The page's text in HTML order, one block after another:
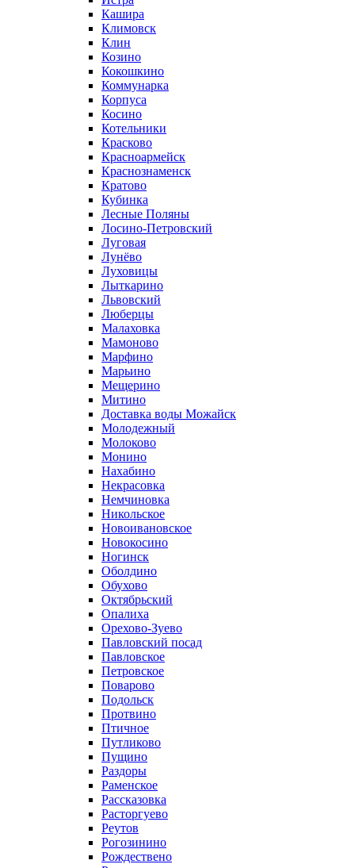
Кашира
Климовск
Клин
Козино
Кокошкино
Коммунарка
Корпуса
Косино
Котельники
Красково
Красноармейск
Краснознаменск
Кратово
Кубинка
Лесные Поляны
Лосино-Петровский
Луговая
Лунёво
Луховицы
Лыткарино
Львовский
Люберцы
Малаховка
Мамоново
Марфино
Марьино
Мещерино
Митино
Доставка воды Можайск
Молодежный
Молоково
Монино
Нахабино
Некрасовка
Немчиновка
Никольское
Новоивановское
Новокосино
Ногинск
Оболдино
Обухово
Октябрьский
Опалиха
Орехово-Зуево
Павловский посад
Павловское
Петровское
Поварово
Подольск
Протвино
Птичное
Путликово
Пущино
Раздоры
Раменское
Рассказовка
Расторгуево
Реутов
Рогозинино
Рождествено